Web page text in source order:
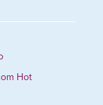
Hot